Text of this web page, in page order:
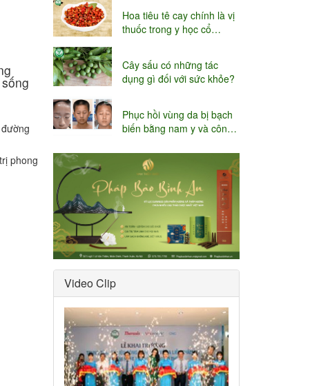
phong
Hoa tiêu tê cay chính là vị
thuốc trong y học cổ
Cây sấu có những tác
dụng gì đối với sức khỏe?
Phục hồi vùng da bị bạch
biến bằng nam y và công
Video Clip